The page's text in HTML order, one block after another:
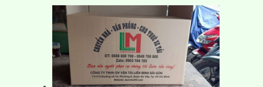
thuê
xe
tải
chở
hàng
giá
rẻ